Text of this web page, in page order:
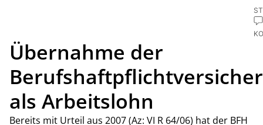
Übernahme der
als Arbeitslohn
Bereits mit Urteil aus 2007 (Az: VI R 64/06) hat der BFH